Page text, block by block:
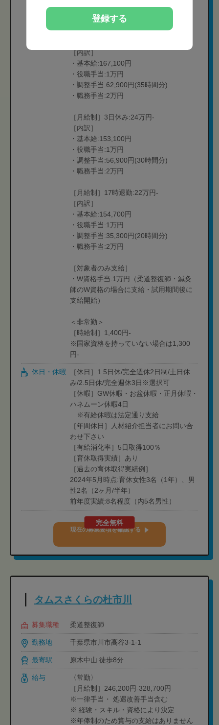
・調整手当:68,000円(40時間分)
・職務手当:2万円
［内訳］
・基本給:167,100円
・役職手当:1万円
・調整手当:62,900円(35時間分)
・職務手当:2万円
［月給制］3日休み:24万円-
［内訳］
・基本給:153,100円
・役職手当:1万円
・調整手当:56,900円(30時間分)
・職務手当:2万円
［月給制］17時退勤:22万円-
［内訳］
・基本給:154,700円
・役職手当:1万円
・調整手当:35,300円(20時間分)
・職務手当:2万円
［対象者のみ支給］
・W資格手当:1万円（柔道整復師・鍼灸
師のW資格の場合に支給・試用期間後に
支給開始）
＜非常勤＞
［時給制］1,400円-
※国家資格を持っていない場合は1,300
円-
休日・休暇
［休日］1.5日休/完全週休2日制/土日休
み/2.5日休/完全週休3日※選択可
［休暇］GW休暇・お盆休暇・正月休暇・
ハネムーン休暇4日
※有給休暇は法定通り支給
［年間休日］人材紹介担当者にお問い合
わせ下さい
［有給消化率］5日取得100％
［育休取得実績］あり
［過去の育休取得実績例］
2024年5月時点:育休女性3名（1年）、男
性2名（2ヶ月/半年）
前年度実績:8名程度（内5名男性）
完全無料
現在の募集要項を確認する
タムスさくらの杜市川
募集職種 柔道整復師
勤務地 千葉県市川市高谷3-1-1
最寄駅 原木中山 徒歩8分
給与
〈常勤〉
［月給制］246,200円-328,700円
※一律手当・ 処遇改善手当含む
※ 経験・スキル・資格により決定
※年俸制のため賞与の支給はありません
登録する